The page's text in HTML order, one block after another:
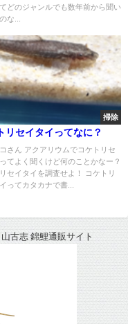
どのジャンルでも数年前から聞い
な...
掃除
リセイタイってなに？
さん アクアリウムでコケトリセ
てよく聞くけど何のことかなー？
セイタイを調査せよ！ コケトリ
ってカタカナで書...
古志 錦鯉通販サイト